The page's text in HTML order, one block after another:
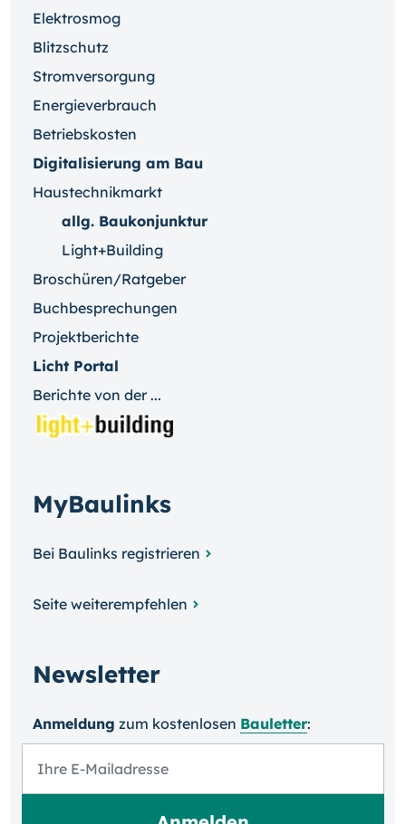
Elektrosmog
Blitzschutz
Stromversorgung
Energieverbrauch
Betriebskosten
Digitalisierung am Bau
Haustechnikmarkt
allg. Baukonjunktur
Light+Building
Broschüren/Ratgeber
Buchbesprechungen
Projektberichte
Licht Portal
Berichte von der ...
MyBaulinks
Bei Baulinks registrieren
Seite weiterempfehlen
Newsletter
Anmeldung zum kosten­losen Bauletter: